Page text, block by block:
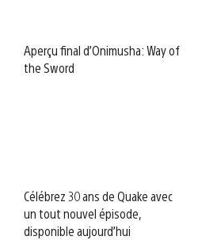
Aperçu final d’Onimusha: Way of
the Sword
Célébrez 30 ans de Quake avec
un tout nouvel épisode,
disponible aujourd’hui